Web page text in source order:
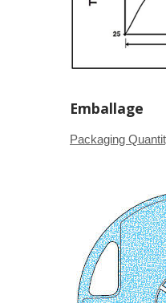
Emballage
Packaging